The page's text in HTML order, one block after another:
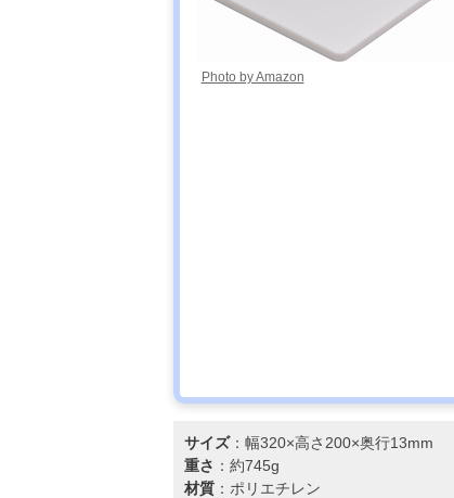
Photo by Amazon
サイズ：幅320×高さ200×奥行13mm
重さ ：約745g
材質：ポリエチレン